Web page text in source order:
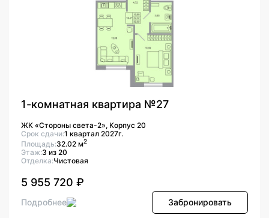
1-комнатная квартира №27
ЖК «Стороны света-2», Корпус 20
Срок сдачи:1 квартал 2027г.
Площадь:32.02 м2
Этаж:3 из 20
Отделка:Чистовая
5 955 720 ₽
Подробнее Забронировать